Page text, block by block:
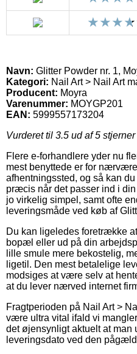
Navn: Glitter Powder nr. 1,
Kategori: Nail Art > Nail Art
Producent: Moyra
Varenummer: MOYGP201
EAN: 5999557173204
Vurderet til 3.5 ud af 5
Flere e-forhandlere yder nu
mest benyttede er for
afhentningssted, og så kan
præcis når det passer ind i
jo virkelig simpel, samt ofte
leveringsmåde ved køb af
Du kan ligeledes foretrække
bopæl eller ud på din
lille smule mere bekostelig,
ligetil. Den mest betalelige
modsiges at være selv at
at du lever nærved internet
Fragtperioden på Nail Art >
være ultra vital ifald vi
det øjensynligt aktuelt at man
leveringsdato ved den